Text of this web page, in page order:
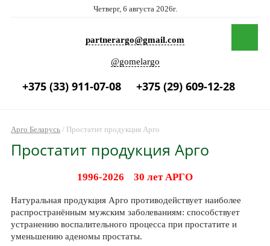
Четверг, 6 августа 2026г.
partnerargo@gmail.com
@gomelargo
+375 (33) 911-07-08 +375 (29) 609-12-28
Арго Беларусь/ Простатит продукция Арго
Простатит продукция Арго
1996-2026 30 лет АРГО
Натуральная продукция Арго противодействует наиболее
распространённым мужским заболеваниям: способствует
устранению воспалительного процесса при простатите и
уменьшению аденомы простаты.